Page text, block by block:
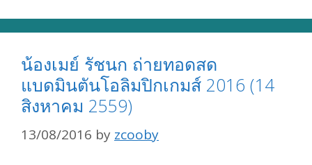
น้องเมย์ รัชนก ถ่ายทอดสด
แบดมินตันโอลิมปิกเกมส์ 2016 (14
สิงหาคม 2559)
13/08/2016 by zcooby